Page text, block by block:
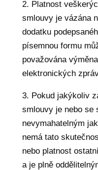
2. Platnost
smlouvy je vázána
dodatku
písemnou formu
považována
elektronických
3. Pokud jakýkoliv
smlouvy je nebo se
nevymahatelným
nemá tato
nebo platnost
a je plně